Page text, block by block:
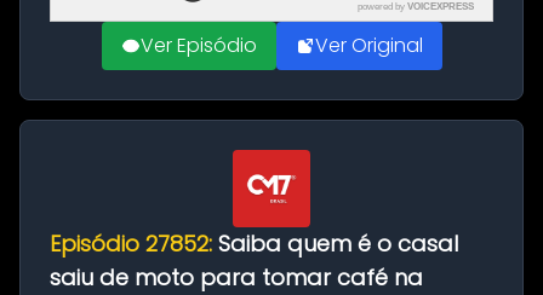
powered by VOICEXPRESS
Ver Episódio Ver Original
Episódio 27852: Saiba quem é o casal
saiu de moto para tomar café na